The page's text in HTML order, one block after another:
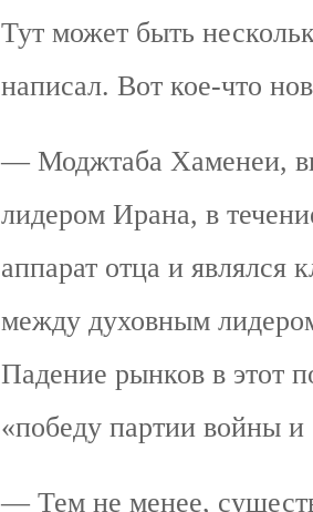
Тут может быть
написал. Вот кое-что
— Моджтаба Хаменеи,
лидером Ирана, в
аппарат отца и
между духовным
Падение рынков в этот
«победу партии войны
— Тем не менее,